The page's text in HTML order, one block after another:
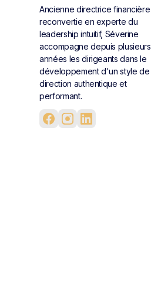
Ancienne directrice financière
reconvertie en experte du
leadership intuitif, Séverine
accompagne depuis plusieurs
années les dirigeants dans le
développement d'un style de
direction authentique et
performant.